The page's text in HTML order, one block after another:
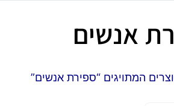
אנשים
המתויגים “ספירת אנשים”